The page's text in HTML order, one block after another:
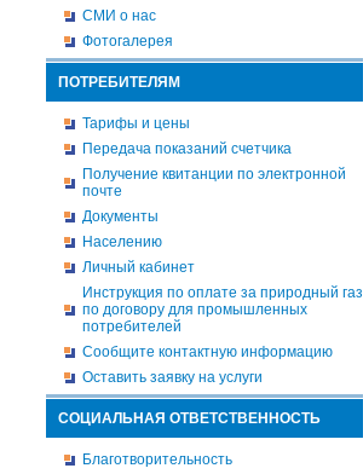
СМИ о нас
Фотогалерея
ПОТРЕБИТЕЛЯМ
Тарифы и цены
Передача показаний счетчика
Получение квитанции по электронной
почте
Документы
Населению
Личный кабинет
Инструкция по оплате за природный газ
по договору для промышленных
потребителей
Сообщите контактную информацию
Оставить заявку на услуги
СОЦИАЛЬНАЯ ОТВЕТСТВЕННОСТЬ
Благотворительность